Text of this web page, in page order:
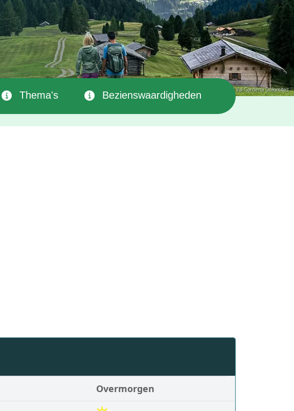
© Val Gardena Dolomites
Thema's Bezienswaardigheden
Overmorgen